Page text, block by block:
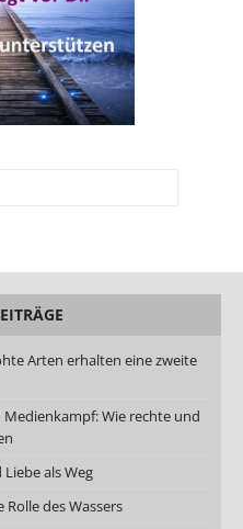
Arten erhalten eine zweite
Wie rechte und
als Weg
des Wassers